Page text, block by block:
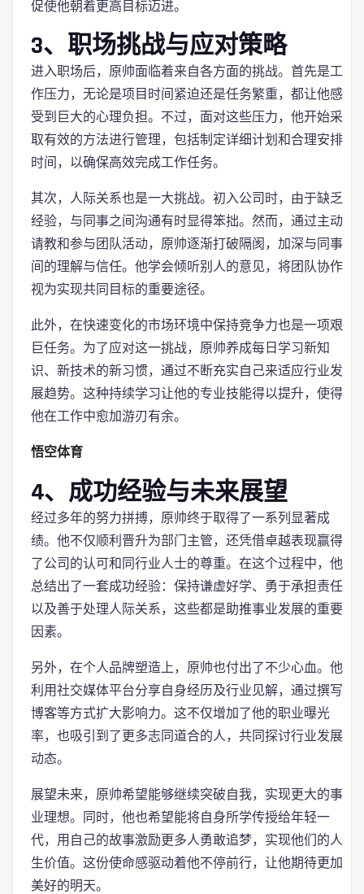
促使他朝着更高目标迈进。
3、职场挑战与应对策略
进入职场后，原帅面临着来自各方面的挑战。首先是工
作压力，无论是项目时间紧迫还是任务繁重，都让他感
受到巨大的心理负担。不过，面对这些压力，他开始采
取有效的方法进行管理，包括制定详细计划和合理安排
时间，以确保高效完成工作任务。
其次，人际关系也是一大挑战。初入公司时，由于缺乏
经验，与同事之间沟通有时显得笨拙。然而，通过主动
请教和参与团队活动，原帅逐渐打破隔阂，加深与同事
间的理解与信任。他学会倾听别人的意见，将团队协作
视为实现共同目标的重要途径。
此外，在快速变化的市场环境中保持竞争力也是一项艰
巨任务。为了应对这一挑战，原帅养成每日学习新知
识、新技术的新习惯，通过不断充实自己来适应行业发
展趋势。这种持续学习让他的专业技能得以提升，使得
他在工作中愈加游刃有余。
悟空体育
4、成功经验与未来展望
经过多年的努力拼搏，原帅终于取得了一系列显著成
绩。他不仅顺利晋升为部门主管，还凭借卓越表现赢得
了公司的认可和同行业人士的尊重。在这个过程中，他
总结出了一套成功经验：保持谦虚好学、勇于承担责任
以及善于处理人际关系，这些都是助推事业发展的重要
因素。
另外，在个人品牌塑造上，原帅也付出了不少心血。他
利用社交媒体平台分享自身经历及行业见解，通过撰写
博客等方式扩大影响力。这不仅增加了他的职业曝光
率，也吸引到了更多志同道合的人，共同探讨行业发展
动态。
展望未来，原帅希望能够继续突破自我，实现更大的事
业理想。同时，他也希望能将自身所学传授给年轻一
代，用自己的故事激励更多人勇敢追梦，实现他们的人
生价值。这份使命感驱动着他不停前行，让他期待更加
美好的明天。